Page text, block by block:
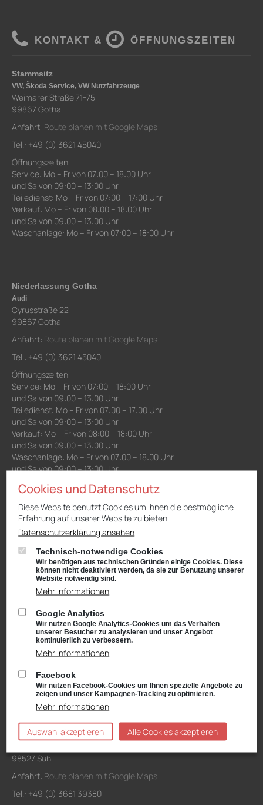
KONTAKT & ÖFFNUNGSZEITEN
Stammsitz
VW, Škoda Service, VW Nutzfahrzeuge
Weimarer Straße 71-75
99867 Gotha
Anfahrt: Route planen mit Google Maps
Tel.: +49 (0) 3621 45040
Öffnungszeiten
Service: Mo – Fr von 07:00 – 18:00 Uhr
und Sa von 09:00 – 13:00 Uhr
Teiledienst: Mo – Fr von 07:00 – 17:00 Uhr
Verkauf: Mo – Fr von 08:00 – 18:00 Uhr
und Sa von 09:00 – 13:00 Uhr
Waschanlage: Mo – Fr von 07:00 – 18:00 Uhr
Niederlassung Gotha
Audi
Cyrusstraße 22
99867 Gotha
Anfahrt: Route planen mit Google Maps
Tel.: +49 (0) 3621 45040
Öffnungszeiten
Service: Mo – Fr von 07:00 – 18:00 Uhr
und Sa von 09:00 – 13:00 Uhr
Teiledienst: Mo – Fr von 07:00 – 17:00 Uhr
und Sa von 09:00 – 13:00 Uhr
Verkauf: Mo – Fr von 08:00 – 18:00 Uhr
und Sa von 09:00 – 13:00 Uhr
Waschanlage: Mo – Fr von 07:00 – 18:00 Uhr
und Sa von 09:00 – 13:00 Uhr
Niederlassung Gotha
CUPRA & SEAT
Cyrusstraße 22
99867 Gotha
Anfahrt:Route planen mit Google Maps
Tel.: +49 (0) 3621 45040
Öffnungszeiten
und Sa von 09:00 – 13:00 Uhr
Teiledienst: Mo – Fr von 08:00 – 17:00 Uhr
und Sa von 09:00 – 13:00 Uhr
Verkauf: Mo – Fr von 08:00 – 18:00 Uhr
Waschanlage: Mo – Fr von 07:00 – 18:00 Uhr
und Sa von 09:00 – 13:00 Uhr
Niederlassung Suhl
VW, Audi, VW Nutzfahrzeuge, Škoda Service
98527 Suhl
Anfahrt: Route planen mit Google Maps
Tel.: +49 (0) 3681 39380
Cookies und Datenschutz
Diese Website benutzt Cookies um Ihnen die bestmögliche
Erfahrung auf unserer Website zu bieten.
Datenschutzerklärung ansehen
Technisch-notwendige Cookies
Wir benötigen aus technischen Gründen einige Cookies. Diese
können nicht deaktiviert werden, da sie zur Benutzung unserer
Website notwendig sind.
Mehr Informationen
Google Analytics
Wir nutzen Google Analytics-Cookies um das Verhalten
unserer Besucher zu analysieren und unser Angebot
kontinuierlich zu verbessern.
Mehr Informationen
Facebook
Wir nutzen Facebook-Cookies um Ihnen spezielle Angebote zu
zeigen und unser Kampagnen-Tracking zu optimieren.
Mehr Informationen
Auswahl akzeptieren Alle Cookies akzeptieren